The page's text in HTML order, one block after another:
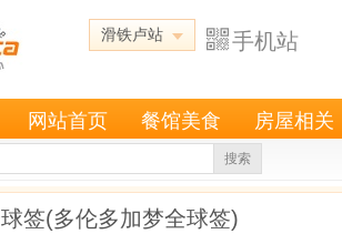
滑铁卢站 手机站
网站首页 餐馆美食 房屋相关
搜索
签(多伦多加梦全球签)